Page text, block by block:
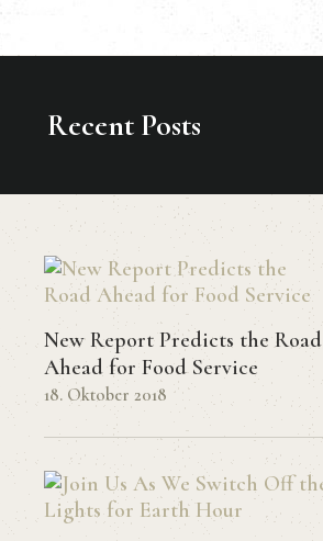
Recent Posts
New Report Predicts the Road
Ahead for Food Service
18. Oktober 2018